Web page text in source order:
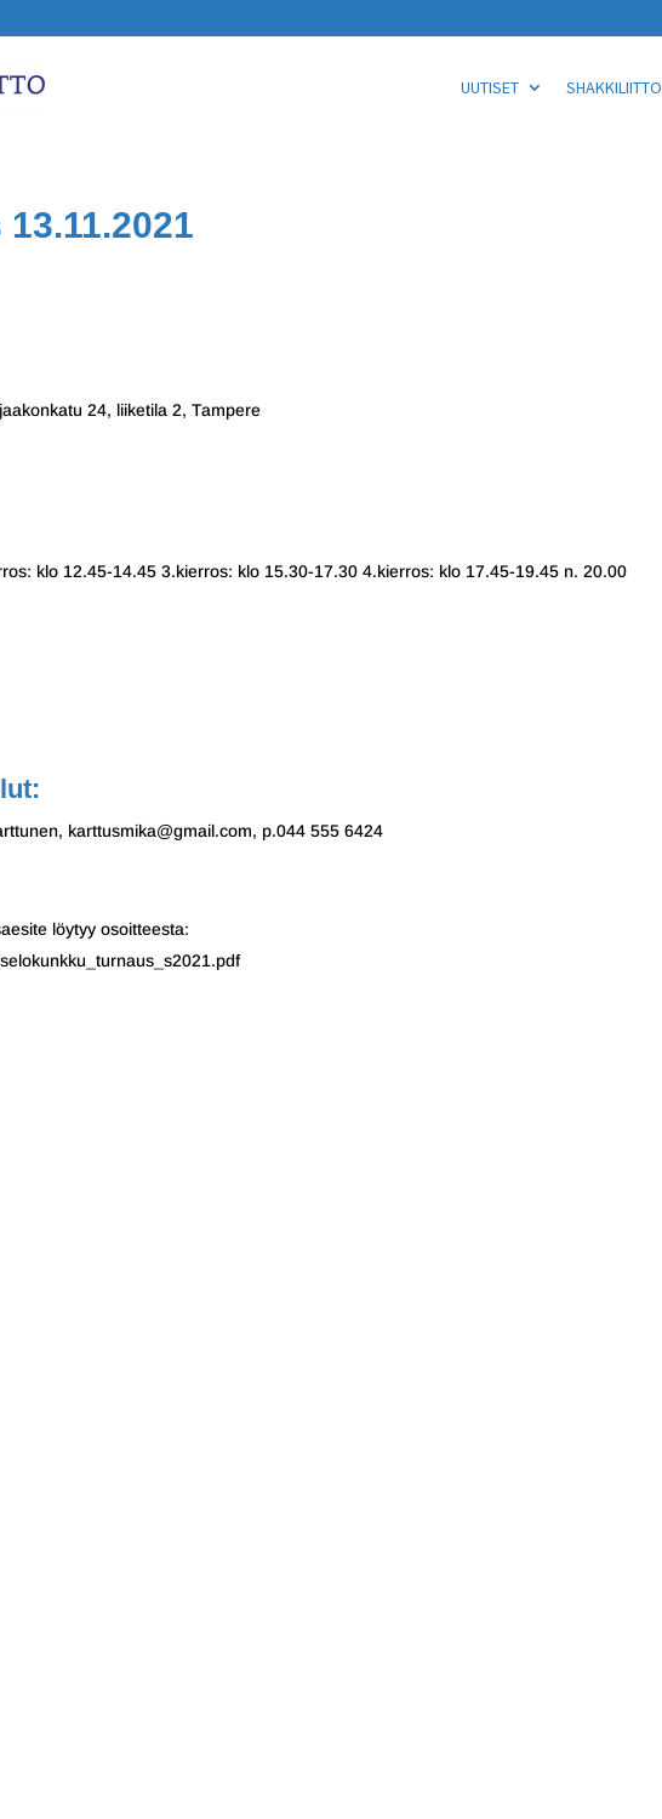
UUTISET SHAKKILIITTO
24, liiketila 2, Tampere
klo 12.45-14.45 3.kierros: klo 15.30-17.30 4.kierros: klo 17.45-19.45 n. 20.00
karttusmika@gmail.com, p.044 555 6424
löytyy osoitteesta: